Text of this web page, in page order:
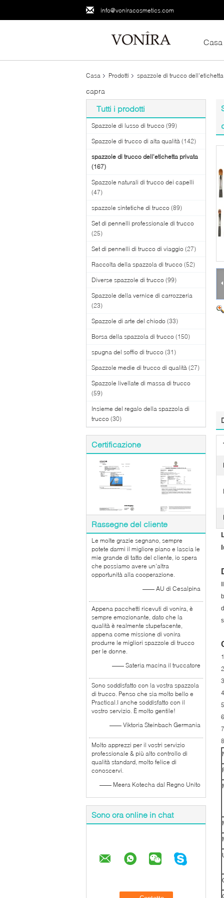
info@voniracosmetics.com
Casa
Casa Prodotti spazzole di trucco
capra
Tutti i prodotti
Spazzole di lusso di trucco (99)
Spazzole di trucco di alta qualità (142)
spazzole di trucco dell'etichetta privata
(167)
Spazzole naturali di trucco dei capelli
(47)
spazzole sintetiche di trucco (89)
Set di pennelli professionale di trucco
(25)
Set di pennelli di trucco di viaggio (27)
Raccolta della spazzola di trucco (52)
Diverse spazzole di trucco (99)
Spazzole della vernice di carrozzeria
(23)
Spazzole di arte del chiodo (33)
Borsa della spazzola di trucco (150)
spugna del soffio di trucco (31)
Spazzole medie di trucco di qualità (27)
Spazzole livellate di massa di trucco
(59)
Insieme del regalo della spazzola di
trucco (30)
Certificazione
Rassegne del cliente
Le molte grazie segnano, sempre
potete darmi il migliore piano e lascia le
mie grande di tatto del cliente, io spera
che possiamo avere un'altra
opportunità alla cooperazione.
—— AU di Cesalpina
Appena pacchetti ricevuti di vonira, è
sempre emozionante, dato che la
qualità è realmente stupefacente,
appena come missione di vonira
produrre le migliori spazzole di trucco
per le donne.
—— Sateria macina il truccatore
Sono soddisfatto con la vostra spazzola
di trucco. Penso che sia molto bello e
Practical.I anche soddisfatto con il
vostro servizio. È molto gentile!
—— Viktoria Steinbach Germania
Molto apprezzi per il vostri servizio
professionale & più alto controllo di
qualità standard, molto felice di
conoscervi.
—— Meera Kotecha dal Regno Unito
Sono ora online in chat